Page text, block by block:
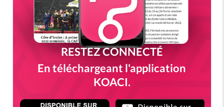
RESTEZ CONNECTÉ
En téléchargeant l'application
KOACI.